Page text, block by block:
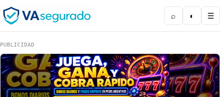
⌕ ◐ ☰
PUBLICIDAD